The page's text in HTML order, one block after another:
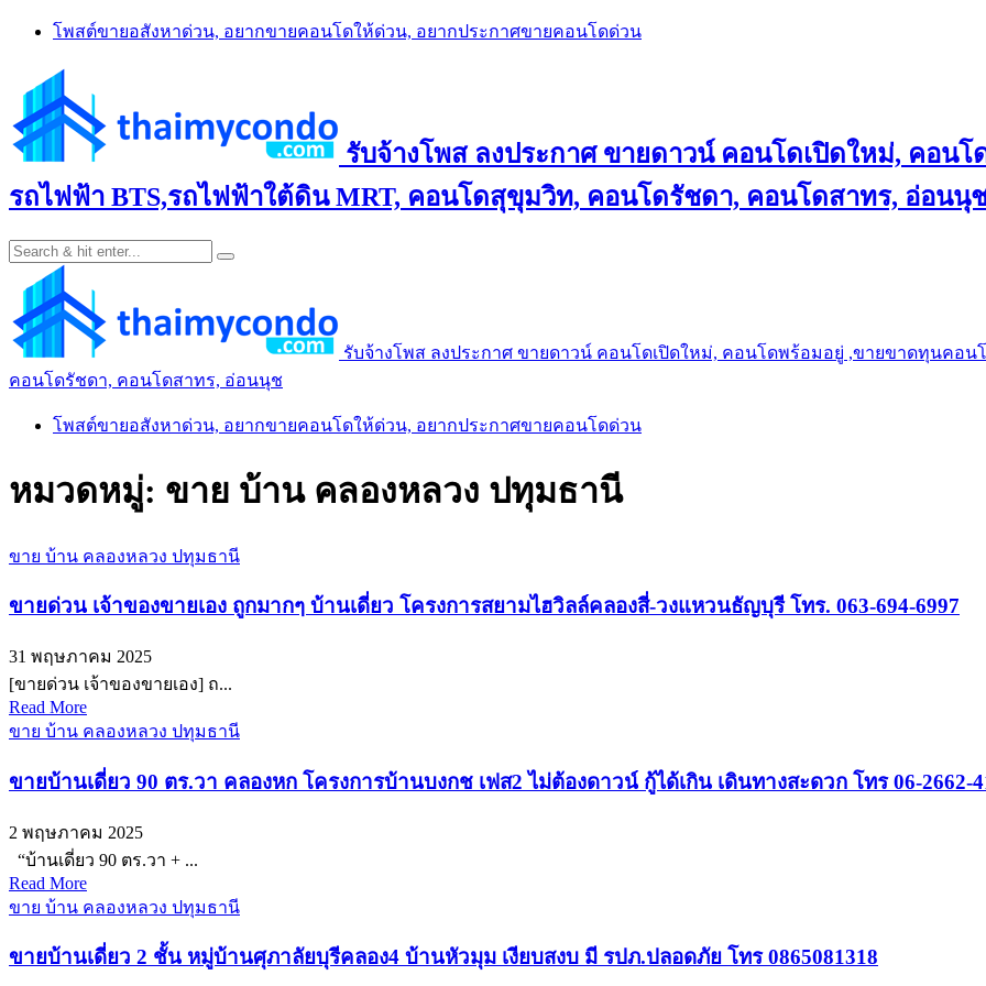
Skip
โพสต์ขายอสังหาด่วน, อยากขายคอนโดให้ด่วน, อยากประกาศขายคอนโดด่วน
รับจ้างโพส ลงประกาศ ขายดาวน์ คอนโดเปิดใหม่, คอน
รถไฟฟ้า BTS,รถไฟฟ้าใต้ดิน MRT, คอนโดสุขุมวิท, คอนโดรัชดา, คอนโดสาทร, อ่อนนุ
รับจ้างโพส ลงประกาศ ขายดาวน์ คอนโดเปิดใหม่, คอนโดพร้อมอยู่ ,ขายขาดทุนคอน
คอนโดรัชดา, คอนโดสาทร, อ่อนนุช
โพสต์ขายอสังหาด่วน, อยากขายคอนโดให้ด่วน, อยากประกาศขายคอนโดด่วน
หมวดหมู่: ขาย บ้าน คลองหลวง ปทุมธานี
ขาย บ้าน คลองหลวง ปทุมธานี
ขายด่วน เจ้าของขายเอง ถูกมากๆ บ้านเดี่ยว โครงการสยามไฮวิลล์คลองสี่-วงแหวนธัญบุรี โทร. 063-694-6997
31 พฤษภาคม 2025
[ขายด่วน เจ้าของขายเอง] ถ...
Read More
ขาย บ้าน คลองหลวง ปทุมธานี
ขายบ้านเดี่ยว 90 ตร.วา คลองหก โครงการบ้านบงกช เฟส2 ไม่ต้องดาวน์ กู้ได้เกิน เดินทางสะดวก โทร 06-2662-
2 พฤษภาคม 2025
“บ้านเดี่ยว 90 ตร.วา + ...
Read More
ขาย บ้าน คลองหลวง ปทุมธานี
ขายบ้านเดี่ยว 2 ชั้น หมู่บ้านศุภาลัยบุรีคลอง4 บ้านหัวมุม เงียบสงบ มี รปภ.ปลอดภัย โทร 0865081318